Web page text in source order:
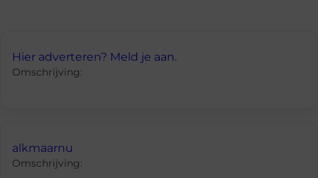
Hier adverteren? Meld je aan.
Omschrijving:
alkmaarnu
Omschrijving: